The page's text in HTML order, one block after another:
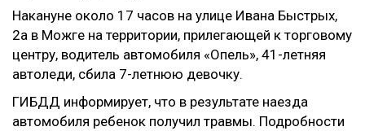
Накануне около 17 часов на улице Ивана Быстрых,
2а в Можге на территории, прилегающей к торговому
центру, водитель автомобиля «Опель», 41-летняя
автоледи, сбила 7-летнюю девочку.
ГИБДД информирует, что в результате наезда
автомобиля ребенок получил травмы. Подробности